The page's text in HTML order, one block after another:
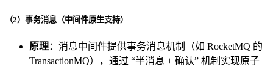
（2）事务消息（中间件原生支持）
原理：消息中间件提供事务消息机制（如 RocketMQ 的
TransactionMQ），通过 “半消息 + 确认” 机制实现原子